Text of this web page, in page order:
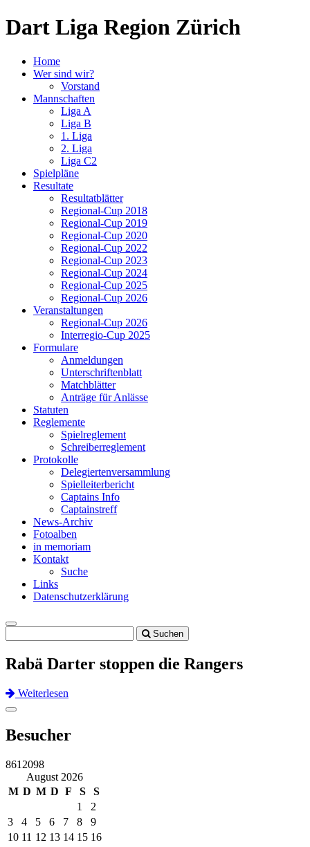
Dart Liga Region Zürich
Home
Wer sind wir?
Vorstand
Mannschaften
Liga A
Liga B
1. Liga
2. Liga
Liga C2
Spielpläne
Resultate
Resultatblätter
Regional-Cup 2018
Regional-Cup 2019
Regional-Cup 2020
Regional-Cup 2022
Regional-Cup 2023
Regional-Cup 2024
Regional-Cup 2025
Regional-Cup 2026
Veranstaltungen
Regional-Cup 2026
Interregio-Cup 2025
Formulare
Anmeldungen
Unterschriftenblatt
Matchblätter
Anträge für Anlässe
Statuten
Reglemente
Spielreglement
Schreiberreglement
Protokolle
Delegiertenversammlung
Spielleiterbericht
Captains Info
Captainstreff
News-Archiv
Fotoalben
in memoriam
Kontakt
Suche
Links
Datenschutzerklärung
Toggle
navigation
Suchen
Rabä Darter stoppen die Rangers
Weiterlesen
Previous
Next
Toggle
Besucher
8612098
August 2026
M D M D F S S
1
2
3
4 5 6 7 8
9
10 11 12 13 14 15 16